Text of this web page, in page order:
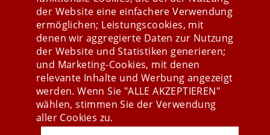
der Website eine einfachere Verwendung
ermöglichen; Leistungscookies, mit
denen wir aggregierte Daten zur Nutzung
der Website und Statistiken generieren;
und Marketing-Cookies, mit denen
relevante Inhalte und Werbung angezeigt
werden. Wenn Sie "ALLE AKZEPTIEREN"
wählen, stimmen Sie der Verwendung
aller Cookies zu.